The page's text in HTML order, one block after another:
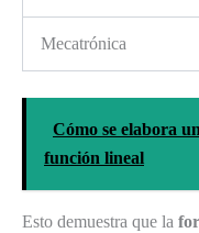
Mecatrónica
Cómo se elabora
función lineal
Esto demuestra que la